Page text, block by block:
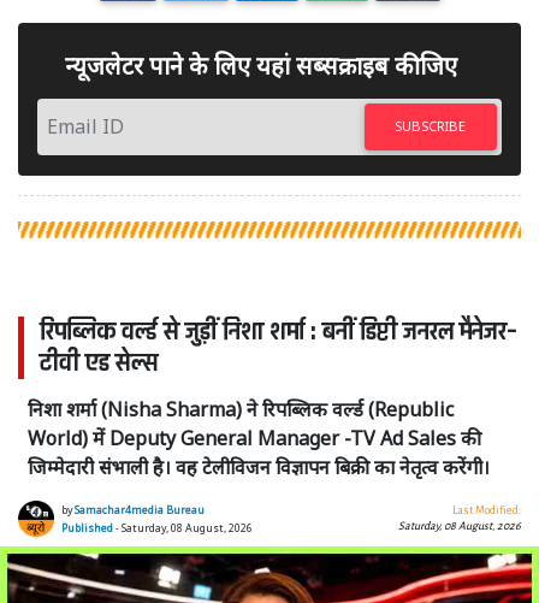
न्यूजलेटर पाने के लिए यहां सब्सक्राइब कीजिए
SUBSCRIBE
रिपब्लिक वर्ल्ड से जुड़ीं निशा शर्मा : बनीं डिप्टी जनरल मैनेजर–
टीवी एड सेल्स
निशा शर्मा (Nisha Sharma) ने रिपब्लिक वर्ल्ड (Republic
World) में Deputy General Manager -TV Ad Sales की
जिम्मेदारी संभाली है। वह टेलीविजन विज्ञापन बिक्री का नेतृत्व करेंगी।
bySamachar4media Bureau
Published- Saturday, 08 August, 2026
Last Modified:
Saturday, 08 August, 2026